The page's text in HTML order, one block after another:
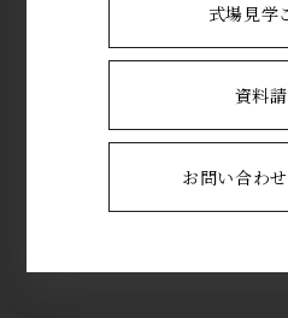
式場見学
資料
お問い合わ